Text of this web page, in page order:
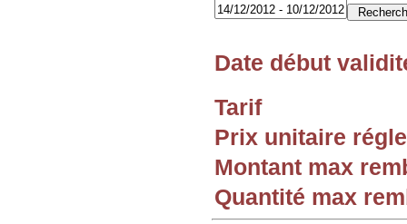
Date début
Tarif
Prix unitaire
Montant max
Quantité max